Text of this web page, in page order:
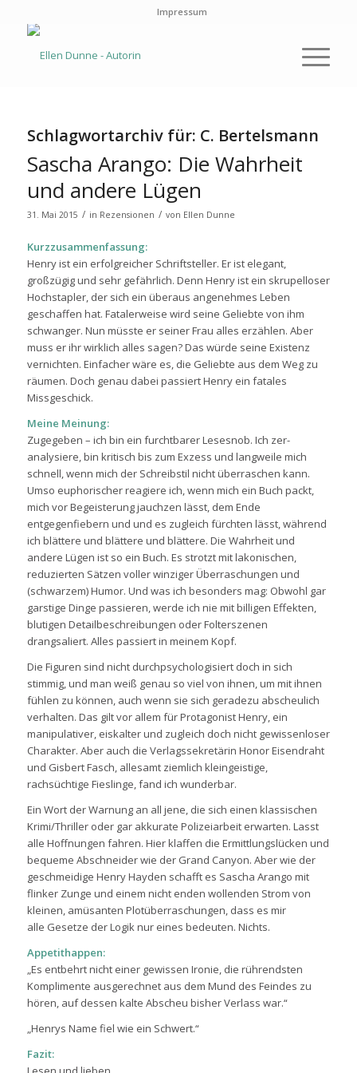
Impressum
Schlagwortarchiv für: C. Bertelsmann
Sascha Arango: Die Wahrheit
und andere Lügen
31. Mai 2015 / in Rezensionen / von Ellen Dunne
Kurzzusammenfassung:
Henry ist ein erfolgreicher Schriftsteller. Er ist elegant,
großzügig und sehr gefährlich. Denn Henry ist ein skrupelloser
Hochstapler, der sich ein überaus angenehmes Leben
geschaffen hat. Fatalerweise wird seine Geliebte von ihm
schwanger. Nun müsste er seiner Frau alles erzählen. Aber
muss er ihr wirklich alles sagen? Das würde seine Existenz
vernichten. Einfacher wäre es, die Geliebte aus dem Weg zu
räumen. Doch genau dabei passiert Henry ein fatales
Missgeschick.
Meine Meinung:
Zugegeben – ich bin ein furchtbarer Lesesnob. Ich zer-
analysiere, bin kritisch bis zum Exzess und langweile mich
schnell, wenn mich der Schreibstil nicht überraschen kann.
Umso euphorischer reagiere ich, wenn mich ein Buch packt,
mich vor Begeisterung jauchzen lässt, dem Ende
entgegenfiebern und und es zugleich fürchten lässt, während
ich blättere und blättere und blättere. Die Wahrheit und
andere Lügen ist so ein Buch. Es strotzt mit lakonischen,
reduzierten Sätzen voller winziger Überraschungen und
(schwarzem) Humor. Und was ich besonders mag: Obwohl gar
garstige Dinge passieren, werde ich nie mit billigen Effekten,
blutigen Detailbeschreibungen oder Folterszenen
drangsaliert. Alles passiert in meinem Kopf.
Die Figuren sind nicht durchpsychologisiert doch in sich
stimmig, und man weiß genau so viel von ihnen, um mit ihnen
fühlen zu können, auch wenn sie sich geradezu abscheulich
verhalten. Das gilt vor allem für Protagonist Henry, ein
manipulativer, eiskalter und zugleich doch nicht gewissenloser
Charakter. Aber auch die Verlagssekretärin Honor Eisendraht
und Gisbert Fasch, allesamt ziemlich kleingeistige,
rachsüchtige Fieslinge, fand ich wunderbar.
Ein Wort der Warnung an all jene, die sich einen klassischen
Krimi/Thriller oder gar akkurate Polizeiarbeit erwarten. Lasst
alle Hoffnungen fahren. Hier klaffen die Ermittlungslücken und
bequeme Abschneider wie der Grand Canyon. Aber wie der
geschmeidige Henry Hayden schafft es Sascha Arango mit
flinker Zunge und einem nicht enden wollenden Strom von
kleinen, amüsanten Plotüberraschungen, dass es mir
alle Gesetze der Logik nur eines bedeuten. Nichts.
Appetithappen:
„Es entbehrt nicht einer gewissen Ironie, die rührendsten
Komplimente ausgerechnet aus dem Mund des Feindes zu
hören, auf dessen kalte Abscheu bisher Verlass war.“
„Henrys Name fiel wie ein Schwert.“
Fazit: